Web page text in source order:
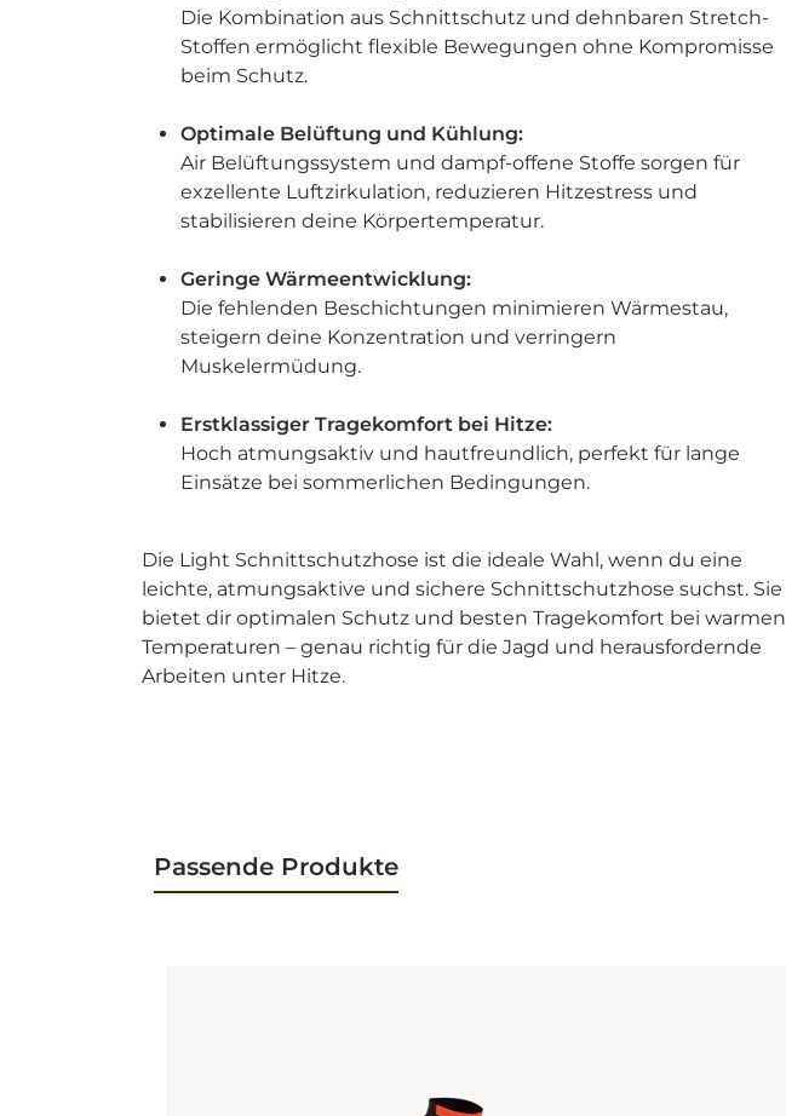
Die Kombination aus Schnittschutz und dehnbaren Stretch-
Stoffen ermöglicht flexible Bewegungen ohne Kompromisse
beim Schutz.
Optimale Belüftung und Kühlung:
Air Belüftungssystem und dampf-offene Stoffe sorgen für
exzellente Luftzirkulation, reduzieren Hitzestress und
stabilisieren deine Körpertemperatur.
Geringe Wärmeentwicklung:
Die fehlenden Beschichtungen minimieren Wärmestau,
steigern deine Konzentration und verringern
Muskelermüdung.
Erstklassiger Tragekomfort bei Hitze:
Hoch atmungsaktiv und hautfreundlich, perfekt für lange
Einsätze bei sommerlichen Bedingungen.
Die Light Schnittschutzhose ist die ideale Wahl, wenn du eine
leichte, atmungsaktive und sichere Schnittschutzhose suchst. Sie
bietet dir optimalen Schutz und besten Tragekomfort bei warmen
Temperaturen – genau richtig für die Jagd und herausfordernde
Arbeiten unter Hitze.
Passende Produkte